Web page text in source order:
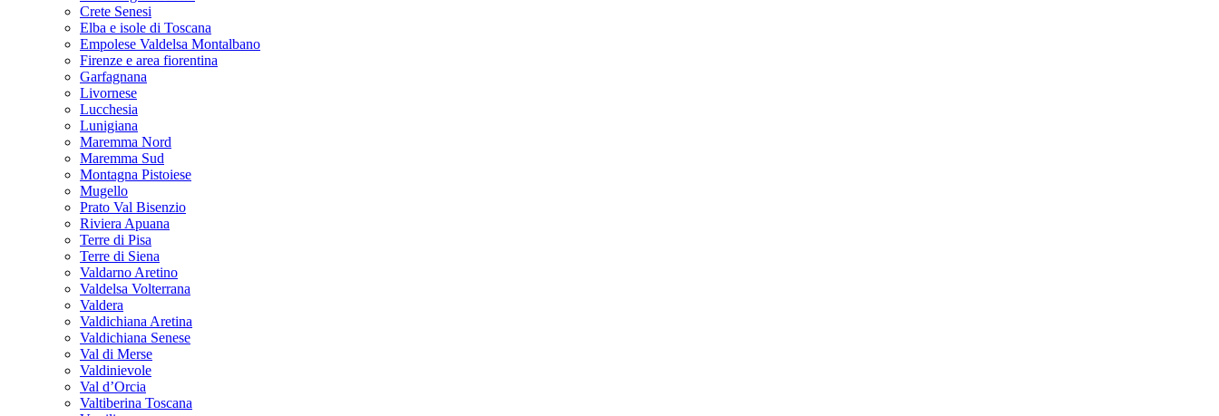
Crete Senesi
Elba e isole di Toscana
Empolese Valdelsa Montalbano
Firenze e area fiorentina
Garfagnana
Livornese
Lucchesia
Lunigiana
Maremma Nord
Maremma Sud
Montagna Pistoiese
Mugello
Prato Val Bisenzio
Riviera Apuana
Terre di Pisa
Terre di Siena
Valdarno Aretino
Valdelsa Volterrana
Valdera
Valdichiana Aretina
Valdichiana Senese
Val di Merse
Valdinievole
Val d’Orcia
Valtiberina Toscana